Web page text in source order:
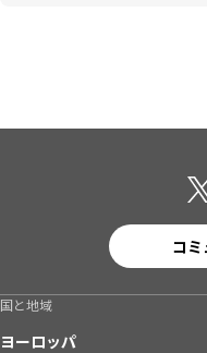
コ
国と地域
ヨーロッパ